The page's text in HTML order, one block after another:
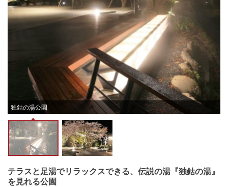
独鈷の湯公園
テラスと足湯でリラックスできる、伝説の湯『独鈷の湯』
を見れる公園